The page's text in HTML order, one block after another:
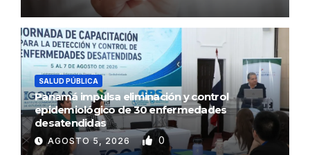
SALUD PÚBLICA
Panamá impulsa eliminación y control
epidemiológico de 30 enfermedades
desatendidas
AGOSTO 5, 2026 0